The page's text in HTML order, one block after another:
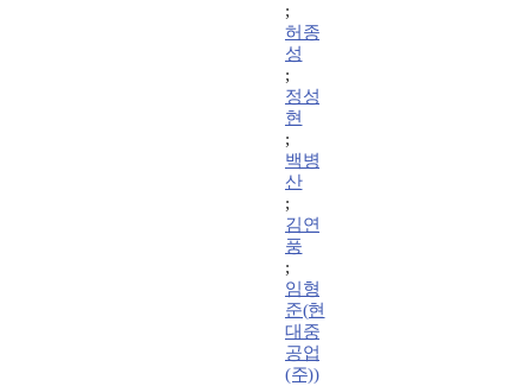
;
허종
성
;
정성
현
;
백병
산
;
김연
풍
;
임형
준(현
대중
공업
(주))